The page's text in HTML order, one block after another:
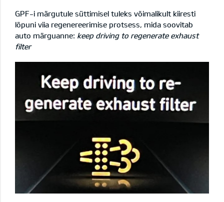
GPF-i märgutule süttimisel tuleks võimalikult kiiresti
lõpuni viia regenereerimise protsess, mida soovitab
auto märguanne: keep driving to regenerate exhaust
filter